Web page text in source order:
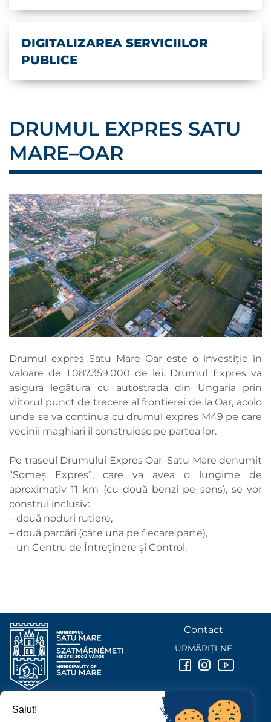
DIGITALIZAREA SERVICIILOR
PUBLICE
DRUMUL EXPRES SATU
MARE–OAR
Drumul expres Satu Mare–Oar este o investiție în
valoare de 1.087.359.000 de lei. Drumul Expres va
asigura legătura cu autostrada din Ungaria prin
viitorul punct de trecere al frontierei de la Oar, acolo
unde se va continua cu drumul expres M49 pe care
vecinii maghiari îl construiesc pe partea lor.
Pe traseul Drumului Expres Oar–Satu Mare denumit
“Someș Expres”, care va avea o lungime de
aproximativ 11 km (cu două benzi pe sens), se vor
construi inclusiv:
– două noduri rutiere,
– două parcări (câte una pe fiecare parte),
– un Centru de Întreținere și Control.
PRIMĂRIA MUNICIPIULUI
Contact
URMĂRIȚI-NE
Salut!